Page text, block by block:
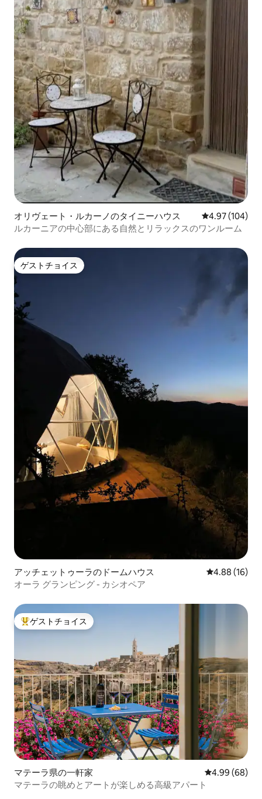
オリヴェート・ルカーノのタイニーハウス レビュー104
4.97 (104)
ルカーニアの中心部にある自然とリラックスのワンルーム
ゲストチョイス
ゲストチョイス
アッチェットゥーラのドームハウス レビュー16
4.88 (16)
オーラ グランピング - カシオペア
大好評のゲストチョイスです。
ゲストチョイス
マテーラ県の一軒家 レビュー68件
4.99 (68)
マテーラの眺めとアートが楽しめる高級アパート